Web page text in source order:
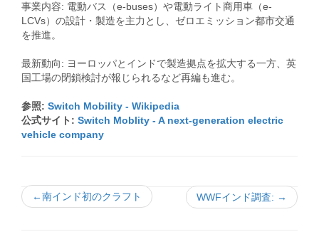
事業内容: 電動バス（e-buses）や電動ライト商用車（e-
LCVs）の設計・製造を主力とし、ゼロエミッション都市交通
を推進。
最新動向: ヨーロッパとインドで製造拠点を拡大する一方、英
国工場の閉鎖検討が報じられるなど再編も進む。
参照: Switch Mobility - Wikipedia
公式サイト: Switch Moblity - A next-generation electric
vehicle company
←南インド初のクラフト WWFインド調査: →